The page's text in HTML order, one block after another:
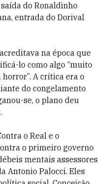
do Ronaldinho
entrada do Dorival
na época que
lo como algo “muito
A crítica era o
do congelamento
se, o plano deu
o Real e o
o primeiro governo
mentais assessores
Antonio Palocci. Eles